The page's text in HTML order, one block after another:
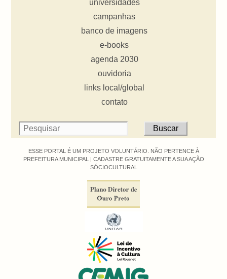
universidades
campanhas
banco de imagens
e-books
agenda 2030
ouvidoria
links local/global
contato
ESSE PORTAL É UM PROJETO VOLUNTÁRIO. NÃO PERTENCE À
PREFEITURA MUNICIPAL | CADASTRE GRATUITAMENTE A SUA AÇÃO
SÓCIOCULTURAL